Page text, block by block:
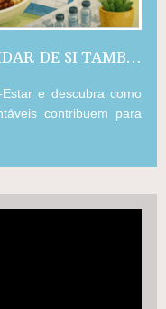
É CUIDAR DO PLANETA
e descubra como
contribuem para